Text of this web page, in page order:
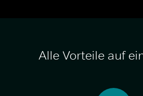
Alle Vorteile auf